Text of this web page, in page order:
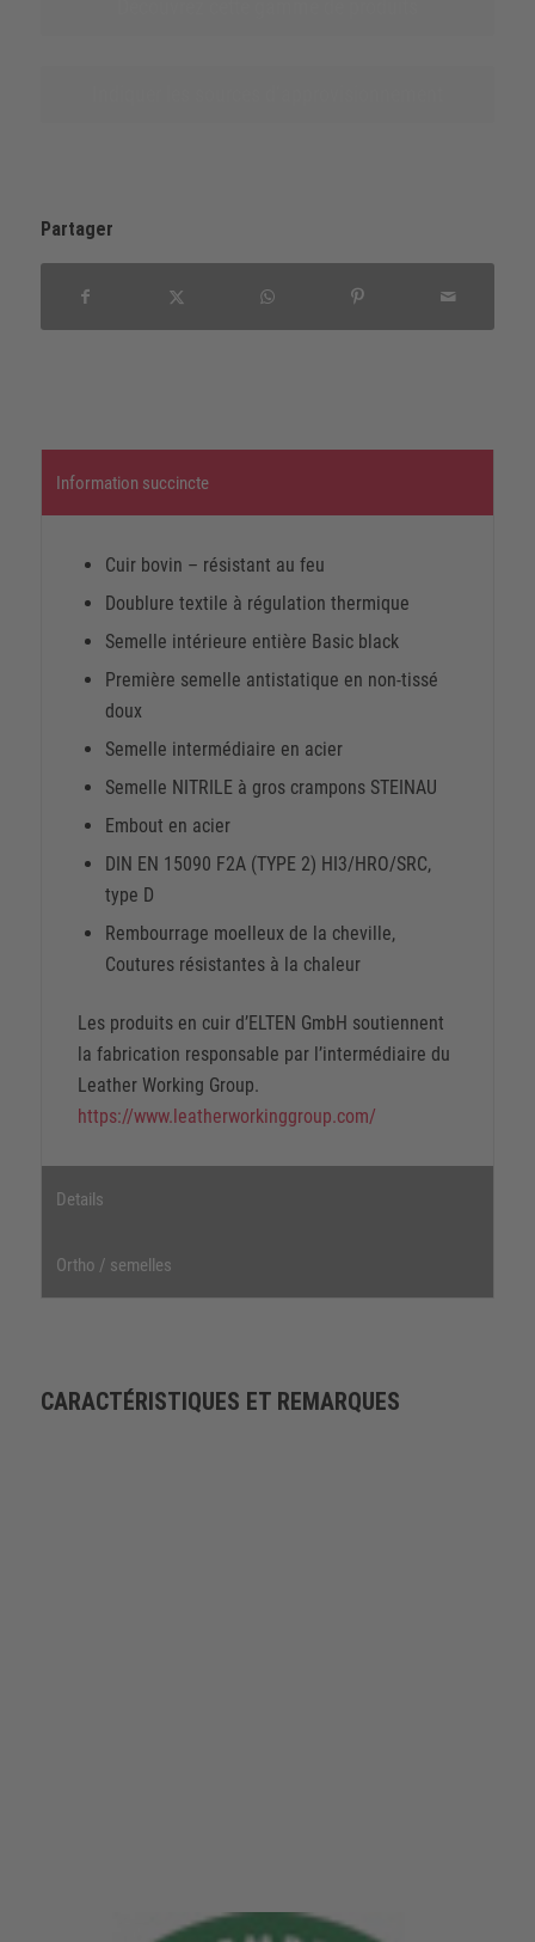
Partager
Information succincte
Cuir bovin – résistant au feu
Doublure textile à régulation thermique
Semelle intérieure entière Basic black
Première semelle antistatique en non-tissé
doux
Semelle intermédiaire en acier
Semelle NITRILE à gros crampons STEINAU
Embout en acier
DIN EN 15090 F2A (TYPE 2) HI3/HRO/SRC,
type D
Rembourrage moelleux de la cheville,
Coutures résistantes à la chaleur
Les produits en cuir d’ELTEN GmbH soutiennent
la fabrication responsable par l’intermédiaire du
Leather Working Group.
https://www.leatherworkinggroup.com/
Details
Ortho / semelles
CARACTÉRISTIQUES ET REMARQUES